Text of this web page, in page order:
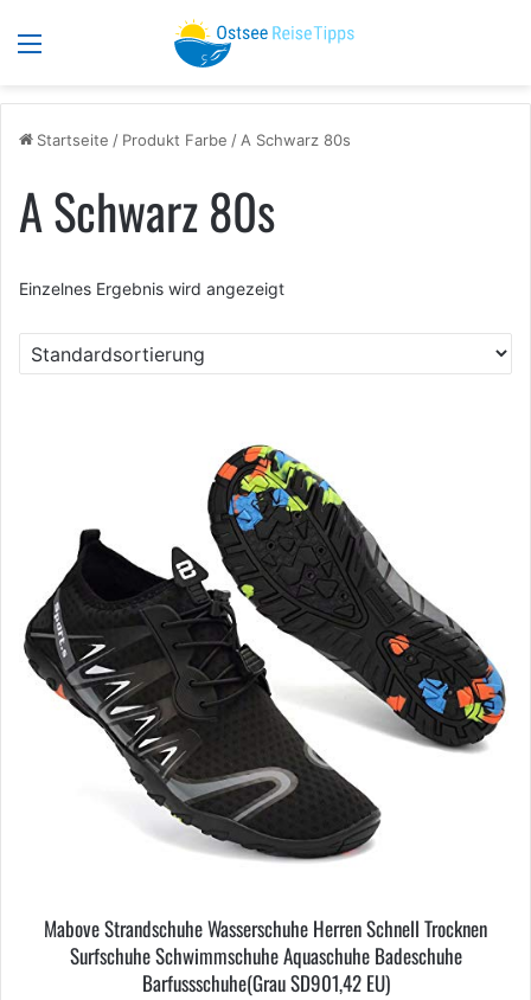
Menü
Startseite / Produkt Farbe /A Schwarz 80s
A Schwarz 80s
Einzelnes Ergebnis wird angezeigt
Mabove Strandschuhe Wasserschuhe Herren Schnell Trocknen
Surfschuhe Schwimmschuhe Aquaschuhe Badeschuhe
Barfussschuhe(Grau SD901,42 EU)